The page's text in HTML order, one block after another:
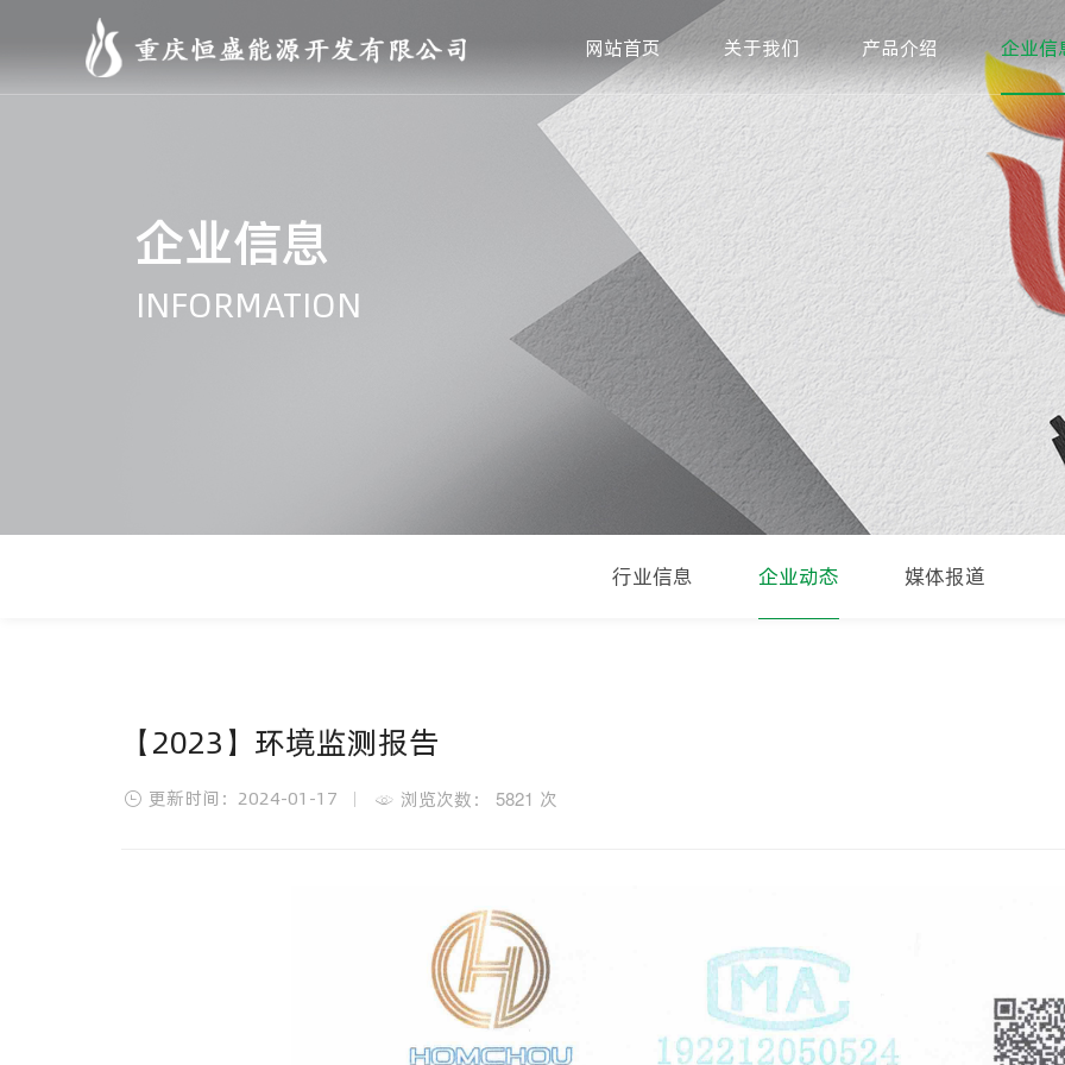
网站首页 关于我们 产品介绍 企业信
企业信息
INFORMATION
行业信息 企业动态 媒体报道
【2023】环境监测报告
更新时间：2024-01-17 浏览次数： 5821 次